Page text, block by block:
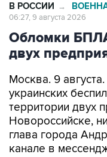
В РОССИИ →
06:27, 9 августа 2026
Обломки
двух
Москва. 9
украинских
территории двух
Новороссийске,
глава города
канале в